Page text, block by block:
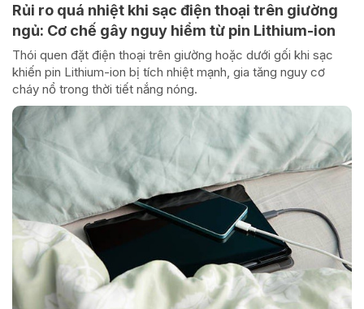
Rủi ro quá nhiệt khi sạc điện thoại trên giường
ngủ: Cơ chế gây nguy hiểm từ pin Lithium-ion
Thói quen đặt điện thoại trên giường hoặc dưới gối khi sạc
khiến pin Lithium-ion bị tích nhiệt mạnh, gia tăng nguy cơ
cháy nổ trong thời tiết nắng nóng.